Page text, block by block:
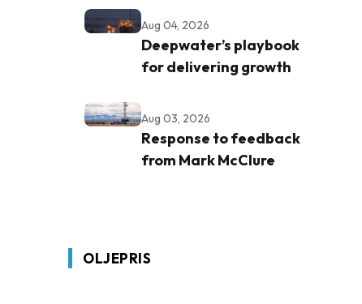
Aug 04, 2026
Deepwater’s playbook
for delivering growth
Aug 03, 2026
Response to feedback
from Mark McClure
OLJEPRIS